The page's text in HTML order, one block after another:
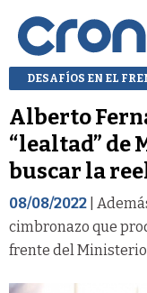
DESAFÍOS EN EL
Alberto
“lealtad” de
buscar la
08/08/2022 |
cimbronazo que
frente del Ministerio